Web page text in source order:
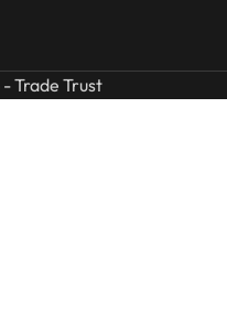
Trade Trust